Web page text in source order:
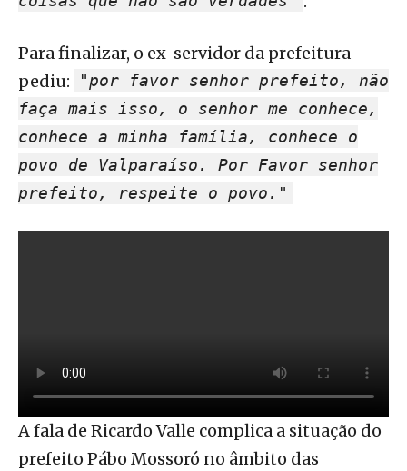
Para finalizar, o ex-servidor da prefeitura
pediu:
"por favor senhor prefeito, não
faça mais isso, o senhor me conhece,
conhece a minha família, conhece o
povo de Valparaíso. Por Favor senhor
prefeito, respeite o povo."
A fala de Ricardo Valle complica a situação do
prefeito Pábo Mossoró no âmbito das